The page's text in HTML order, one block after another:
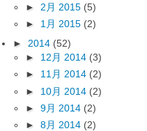
► 2月 2015 (5)
► 1月 2015 (2)
► 2014 (52)
► 12月 2014 (3)
► 11月 2014 (2)
► 10月 2014 (2)
► 9月 2014 (2)
► 8月 2014 (2)